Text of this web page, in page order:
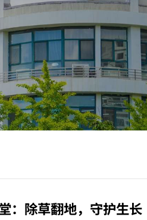
：除草翻地，守护生长